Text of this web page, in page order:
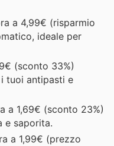
a 4,99€ (risparmio
ideale per
(sconto 33%)
tuoi antipasti e
a 1,69€ (sconto 23%)
e saporita.
a 1,99€ (prezzo